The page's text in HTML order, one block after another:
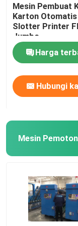
Mesin Pembuat
Karton
Slotter Printer
Jumbo
Harga
Hubungi
Mesin